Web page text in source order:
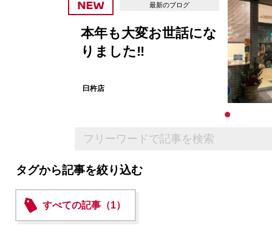
最新のブログ
本年も大変お世話にな
りました‼︎
臼杵店
タグから記事を絞り込む
すべての記事（1）